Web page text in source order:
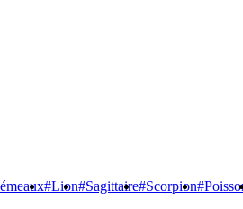
#Lion#Sagittaire#Scorpion